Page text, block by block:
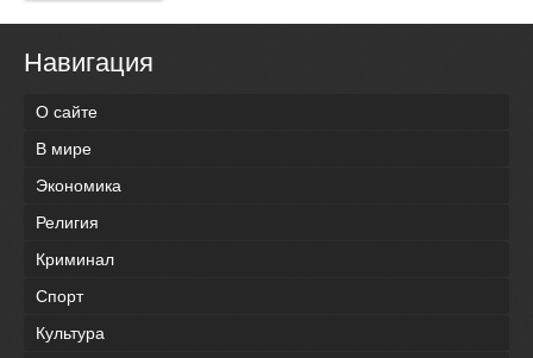
Навигация
О сайте
В мире
Экономика
Религия
Криминал
Спорт
Культура